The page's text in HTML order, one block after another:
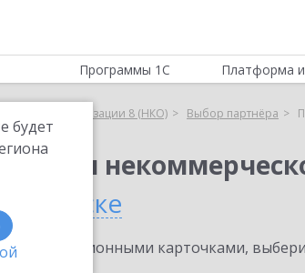
будет
Программы 1С Платформа
организации 8 (НКО) Выбор партнёра
с информационными карточками,